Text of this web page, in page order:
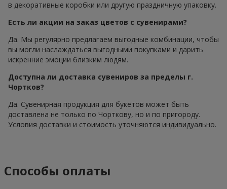
в декоративные коробки или другую праздничную упаковку.
Есть ли акции на заказ цветов с сувенирами?
Да. Мы регулярно предлагаем выгодные комбинации, чтобы
вы могли наслаждаться выгодными покупками и дарить
искренние эмоции близким людям.
Доступна ли доставка сувениров за пределы г.
Чортков?
Да. Сувенирная продукция для букетов может быть
доставлена не только по Чорткову, но и по пригороду.
Условия доставки и стоимость уточняются индивидуально.
Способы оплаты